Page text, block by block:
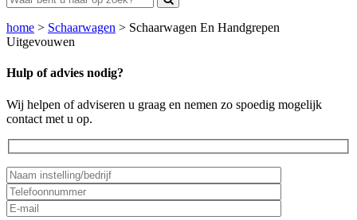
home > Schaarwagen > Schaarwagen En Handgrepen
Uitgevouwen
Hulp of advies nodig?
Wij helpen of adviseren u graag en nemen zo spoedig mogelijk
contact met u op.